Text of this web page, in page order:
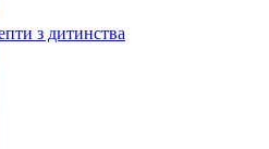
з дитинства